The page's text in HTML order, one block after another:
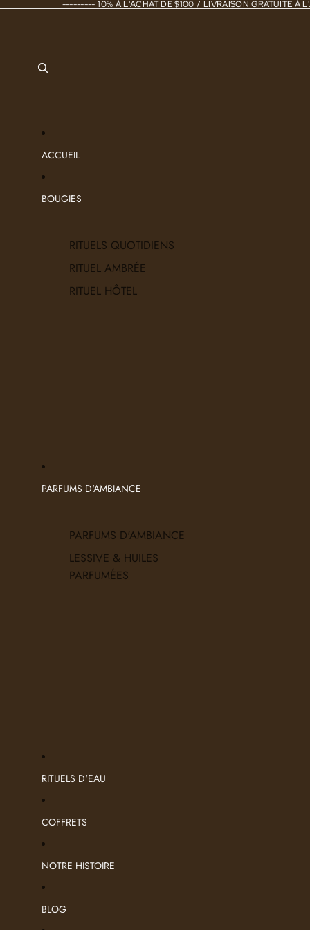
--------- 10% À L'ACHAT DE $100 / LIVRAISON GRATUITE À
ACCUEIL
BOUGIES
RITUELS QUOTIDIENS
RITUEL AMBRÉE
RITUEL HÔTEL
PARFUMS D'AMBIANCE
PARFUMS D'AMBIANCE
LESSIVE & HUILES
PARFUMÉES
RITUELS D'EAU
COFFRETS
NOTRE HISTOIRE
BLOG